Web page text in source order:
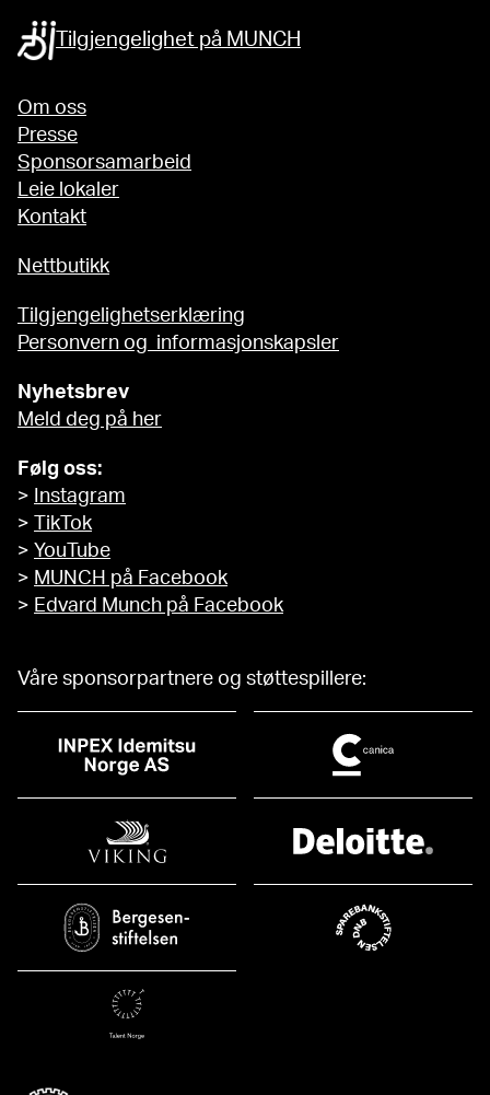
Tilgjengelighet på MUNCH
Om oss
Presse
Sponsorsamarbeid
Leie lokaler
Kontakt
Nettbutikk
Tilgjengelighetserklæring
Personvern og informasjonskapsler
Nyhetsbrev
Meld deg på her
Følg oss:
>
Instagram
>
TikTok
> YouTube
> MUNCH på Facebook
> Edvard Munch på Facebook
Våre sponsorpartnere og støttespillere: